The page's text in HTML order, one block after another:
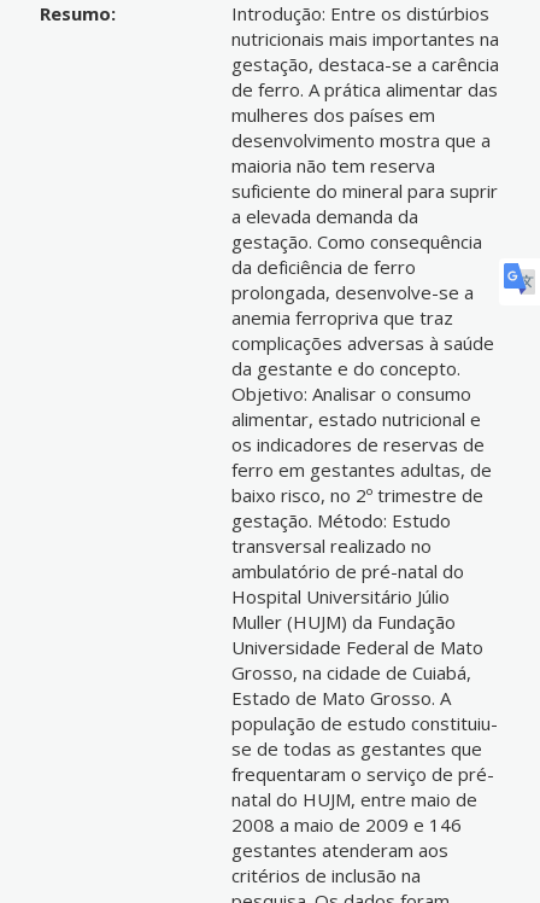
Resumo:
Introdução: Entre os distúrbios
nutricionais mais importantes na
gestação, destaca-se a carência
de ferro. A prática alimentar das
mulheres dos países em
desenvolvimento mostra que a
maioria não tem reserva
suficiente do mineral para suprir
a elevada demanda da
gestação. Como consequência
da deficiência de ferro
prolongada, desenvolve-se a
anemia ferropriva que traz
complicações adversas à saúde
da gestante e do concepto.
Objetivo: Analisar o consumo
alimentar, estado nutricional e
os indicadores de reservas de
ferro em gestantes adultas, de
baixo risco, no 2º trimestre de
gestação. Método: Estudo
transversal realizado no
ambulatório de pré-natal do
Hospital Universitário Júlio
Muller (HUJM) da Fundação
Universidade Federal de Mato
Grosso, na cidade de Cuiabá,
Estado de Mato Grosso. A
população de estudo constituiu-
se de todas as gestantes que
frequentaram o serviço de pré-
natal do HUJM, entre maio de
2008 a maio de 2009 e 146
gestantes atenderam aos
critérios de inclusão na